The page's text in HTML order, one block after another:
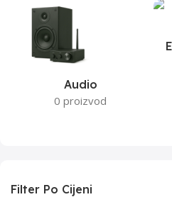
Audio
0 proizvod
Filter Po Cijeni